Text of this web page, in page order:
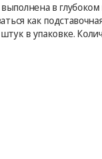
в
как
в упаковке.